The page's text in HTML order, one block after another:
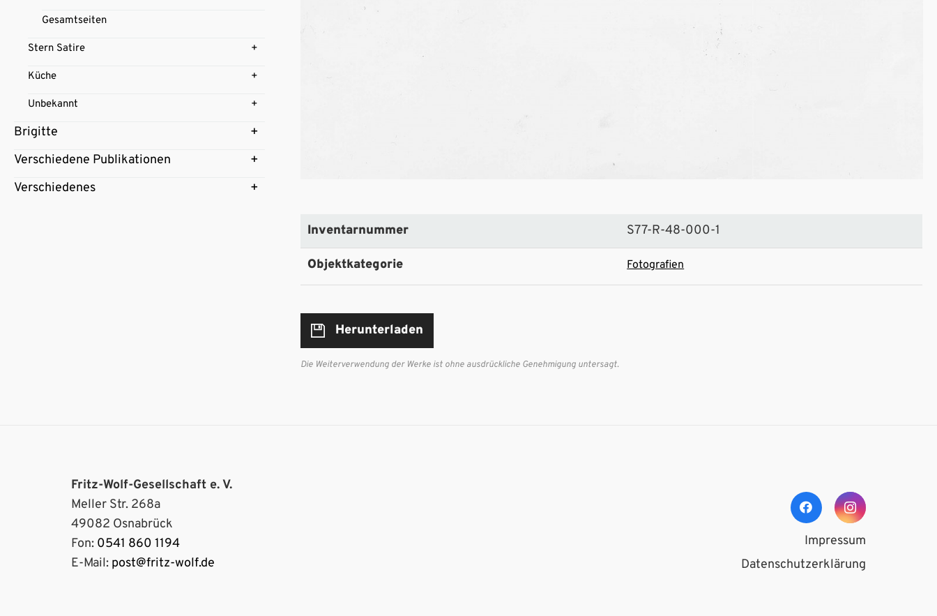
Gesamtseiten
Stern Satire
Küche
Unbekannt
Brigitte
Verschiedene Publikationen
Verschiedenes
Inventarnummer S77-R-48-000-1
Objektkategorie Fotografien
Herunterladen
Die Weiterverwendung der Werke ist ohne ausdrückliche Genehmigung untersagt.
Fritz-Wolf-Gesellschaft e. V.
Meller Str. 268a
49082 Osnabrück
Fon: 0541 860 1194
E-Mail: post@fritz-wolf.de
Impressum
Datenschutzerklärung